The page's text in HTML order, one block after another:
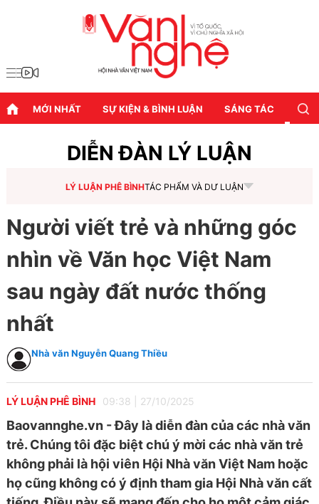
MỚI NHẤT SỰ KIỆN & BÌNH LUẬN SÁNG TÁC
DIỄN ĐÀN LÝ LUẬN
LÝ LUẬN PHÊ BÌNHTÁC PHẨM VÀ DƯ LUẬN
Người viết trẻ và những góc
nhìn về Văn học Việt Nam
sau ngày đất nước thống
nhất
Nhà văn Nguyễn Quang Thiều
LÝ LUẬN PHÊ BÌNH 09:38 27/10/2025
Baovannghe.vn - Đây là diễn đàn của các nhà văn
trẻ. Chúng tôi đặc biệt chú ý mời các nhà văn trẻ
không phải là hội viên Hội Nhà văn Việt Nam hoặc
họ cũng không có ý định tham gia Hội Nhà văn cất